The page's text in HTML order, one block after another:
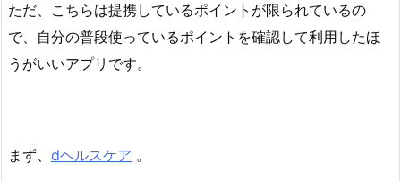
ただ、こちらは提携しているポイントが限られているの
で、自分の普段使っているポイントを確認して利用したほ
うがいいアプリです。
まず、 dヘルスケア 。